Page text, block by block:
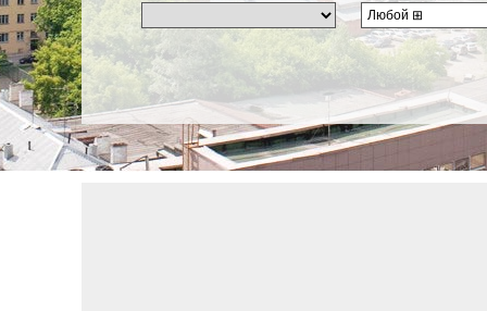
Любой ⊞